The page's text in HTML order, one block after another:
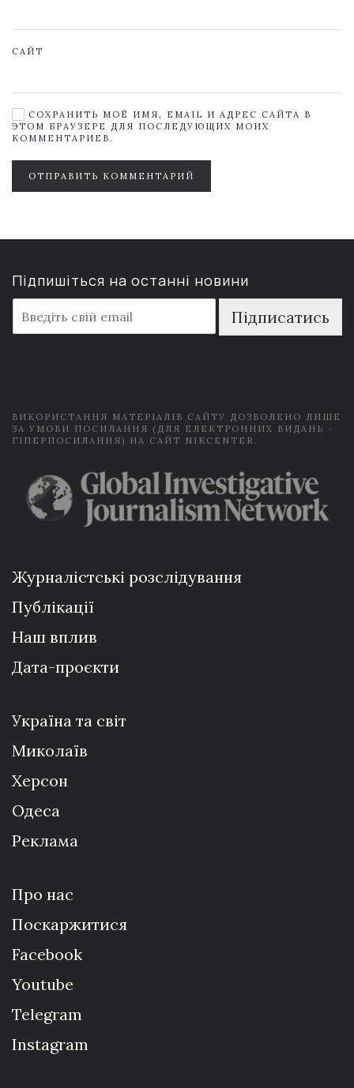
САЙТ
СОХРАНИТЬ МОЁ ИМЯ, EMAIL И АДРЕС САЙТА В
ЭТОМ БРАУЗЕРЕ ДЛЯ ПОСЛЕДУЮЩИХ МОИХ
КОММЕНТАРИЕВ.
ОТПРАВИТЬ КОММЕНТАРИЙ
Підпишіться на останні новини
m
a
Підписатись
ВИКОРИСТАННЯ МАТЕРІАЛІВ САЙТУ ДОЗВОЛЕНО ЛИШЕ
ЗА УМОВИ ПОСИЛАННЯ (ДЛЯ ЕЛЕКТРОННИХ ВИДАНЬ -
ГІПЕРПОСИЛАННЯ) НА САЙТ NIKCENTER.
Журналістські розслідування
Публікації
Наш вплив
Дата-проєкти
Україна та світ
Миколаїв
Херсон
Одеса
Реклама
Про нас
Поскаржитися
Facebook
Youtube
Telegram
Instagram